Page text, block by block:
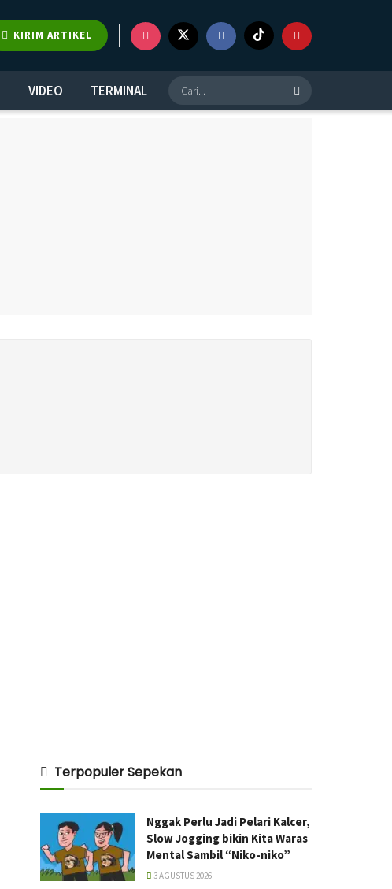
KIRIM ARTIKEL
VIDEO TERMINAL
Terpopuler Sepekan
Nggak Perlu Jadi Pelari Kalcer,
Slow Jogging bikin Kita Waras
Mental Sambil “Niko-niko”
3 AGUSTUS 2026